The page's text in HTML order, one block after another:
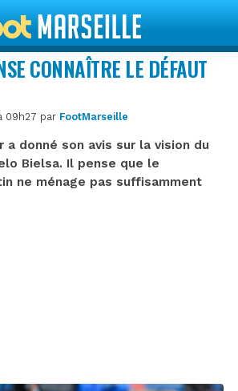
CONNAÎTRE LE DÉFAUT
09h27 par FootMarseille
a donné son avis sur la vision du
Bielsa. Il pense que le
ne ménage pas suffisamment